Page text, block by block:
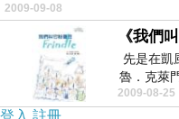
2009-09-08
《我們
先是在凱
魯．克萊
弊》，...
2009-08-25
登入 註冊